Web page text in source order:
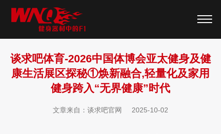
谈求吧体育-2026中国体博会亚太健身及健
康生活展区探秘①焕新融合,轻量化及家用
健身跨入“无界健康”时代
文章来自：谈求吧官网 2025-10-02